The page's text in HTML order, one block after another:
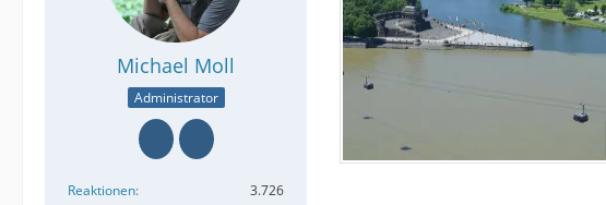
Michael Moll
Administrator
Reaktionen
3.726